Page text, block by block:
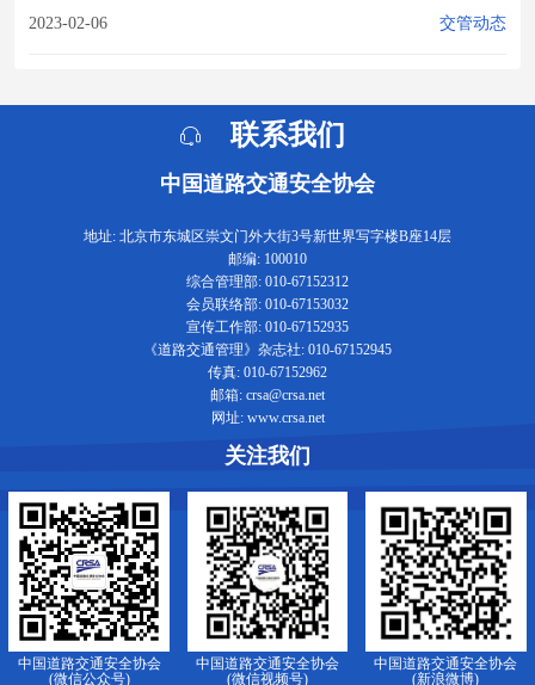
2023-02-06 交管动态
联系我们
中国道路交通安全协会
地址: 北京市东城区崇文门外大街3号新世界写字楼B座14层
邮编: 100010
综合管理部: 010-67152312
会员联络部: 010-67153032
宣传工作部: 010-67152935
《道路交通管理》杂志社: 010-67152945
传真: 010-67152962
邮箱: crsa@crsa.net
网址: www.crsa.net
关注我们
中国道路交通安全协会
(微信公众号)
中国道路交通安全协会
(微信视频号)
中国道路交通安全协会
(新浪微博)